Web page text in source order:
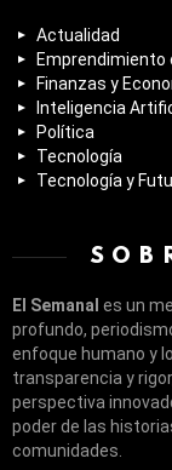
Actualidad
Emprendimiento
Finanzas y
Inteligencia
Política
Tecnología
Tecnología y
El Semanal es un
profundo,
enfoque humano y
transparencia y
perspectiva
poder de las
comunidades.